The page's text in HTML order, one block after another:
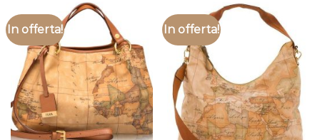
In offerta! In offerta!